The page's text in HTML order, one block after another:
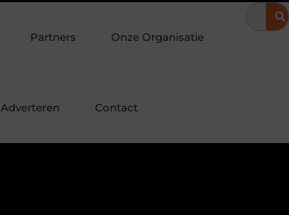
De juiste
Partners Onze Organisatie
Adverteren Contact